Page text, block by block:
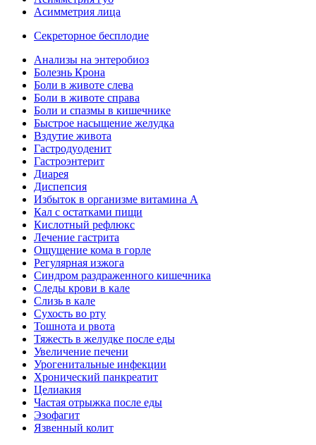
Асимметрия лица
Секреторное бесплодие
Анализы на энтеробиоз
Болезнь Крона
Боли в животе слева
Боли в животе справа
Боли и спазмы в кишечнике
Быстрое насыщение желудка
Вздутие живота
Гастродуоденит
Гастроэнтерит
Диарея
Диспепсия
Избыток в организме витамина А
Кал с остатками пищи
Кислотный рефлюкс
Лечение гастрита
Ощущение кома в горле
Регулярная изжога
Синдром раздраженного кишечника
Следы крови в кале
Слизь в кале
Сухость во рту
Тошнота и рвота
Тяжесть в желудке после еды
Увеличение печени
Урогенитальные инфекции
Хронический панкреатит
Целиакия
Частая отрыжка после еды
Эзофагит
Язвенный колит